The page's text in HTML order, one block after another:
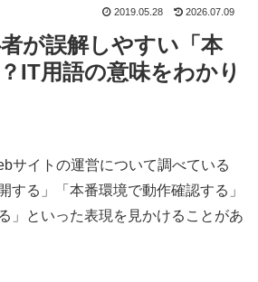
2019.05.28 2026.07.09
が誤解しやすい「本
IT用語の意味をわかり
サイトの運営について調べている
する」「本番環境で動作確認する」
」といった表現を見かけることがあ